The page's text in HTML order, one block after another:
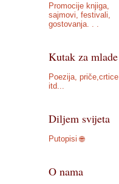
Promocije knjiga,
sajmovi, festivali,
gostovanja. . .
Kutak za mlade
Poezija, priče,crtice
itd...
Diljem svijeta
Putopisi 🌐
O nama